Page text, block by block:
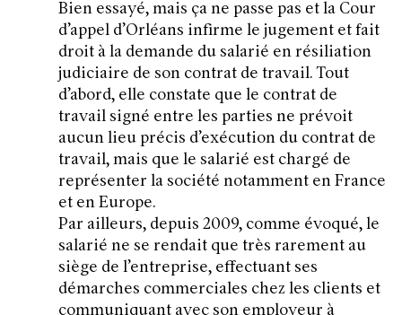
Bien essayé, mais ça ne passe pas et la Cour
d’appel d’Orléans infirme le jugement et fait
droit à la demande du salarié en résiliation
judiciaire de son contrat de travail. Tout
d’abord, elle constate que le contrat de
travail signé entre les parties ne prévoit
aucun lieu précis d’exécution du contrat de
travail, mais que le salarié est chargé de
représenter la société notamment en France
et en Europe.
Par ailleurs, depuis 2009, comme évoqué, le
salarié ne se rendait que très rarement au
siège de l’entreprise, effectuant ses
démarches commerciales chez les clients et
communiquant avec son employeur à